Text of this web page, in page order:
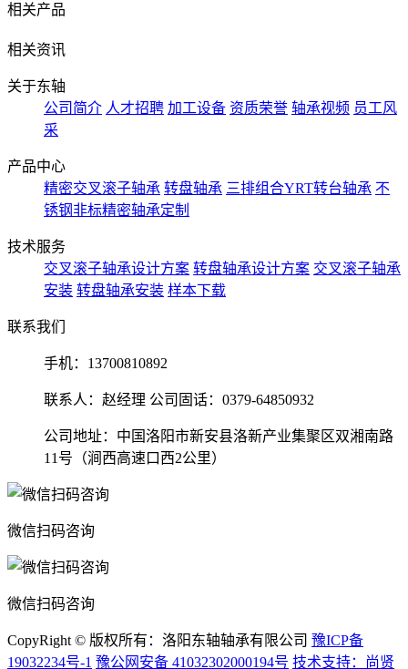
相关产品
相关资讯
关于东轴
公司简介 人才招聘 加工设备 资质荣誉 轴承视频 员工风
采
产品中心
精密交叉滚子轴承 转盘轴承 三排组合YRT转台轴承 不
锈钢非标精密轴承定制
技术服务
交叉滚子轴承设计方案 转盘轴承设计方案 交叉滚子轴承
安装 转盘轴承安装 样本下载
联系我们
手机： 13700810892
联系人：赵经理 公司固话：0379-64850932
公司地址：中国洛阳市新安县洛新产业集聚区双湘南路
11号（涧西高速口西2公里）
微信扫码咨询
微信扫码咨询
CopyRight © 版权所有：洛阳东轴轴承有限公司 豫ICP备
19032234号-1 豫公网安备 41032302000194号 技术支持：尚贤